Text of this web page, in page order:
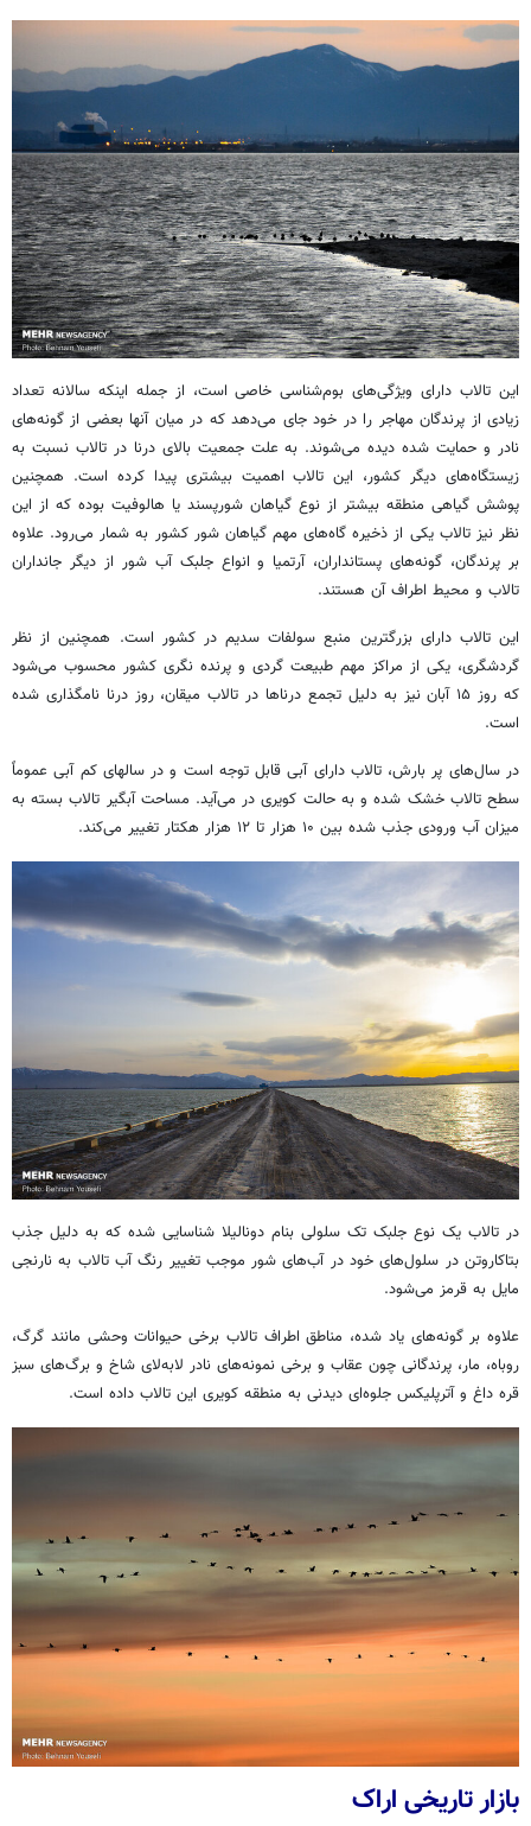
این تالاب دارای ویژگی‌های بوم‌شناسی خاصی است، از جمله اینکه سالانه تعداد
زیادی از پرندگان مهاجر را در خود جای می‌دهد که در میان آنها بعضی از گونه‌های
نادر و حمایت شده دیده می‌شوند. به علت جمعیت بالای درنا در تالاب نسبت به
زیستگاه‌های دیگر کشور، این تالاب اهمیت بیشتری پیدا کرده است. همچنین
پوشش گیاهی منطقه بیشتر از نوع گیاهان شورپسند یا هالوفیت بوده که از این
نظر نیز تالاب یکی از ذخیره گاه‌های مهم گیاهان شور کشور به شمار می‌رود. علاوه
بر پرندگان، گونه‌های پستانداران، آرتمیا و انواع جلبک آب شور از دیگر جانداران
تالاب و محیط اطراف آن هستند.
این تالاب دارای بزرگترین منبع سولفات سدیم در کشور است. همچنین از نظر
گردشگری، یکی از مراکز مهم طبیعت گردی و پرنده نگری کشور محسوب می‌شود
که روز ۱۵ آبان نیز به دلیل تجمع درناها در تالاب میقان، روز درنا نامگذاری شده
است.
در سال‌های پر بارش، تالاب دارای آبی قابل توجه است و در سالهای کم آبی عموماً
سطح تالاب خشک شده و به حالت کویری در می‌آید. مساحت آبگیر تالاب بسته به
میزان آب ورودی جذب شده بین ۱۰ هزار تا ۱۲ هزار هکتار تغییر می‌کند.
در تالاب یک نوع جلبک تک سلولی بنام دونالیلا شناسایی شده که به دلیل جذب
بتاکاروتن در سلول‌های خود در آب‌های شور موجب تغییر رنگ آب تالاب به نارنجی
مایل به قرمز می‌شود.
علاوه بر گونه‌های یاد شده، مناطق اطراف تالاب برخی حیوانات وحشی مانند گرگ،
روباه، مار، پرندگانی چون عقاب و برخی نمونه‌های نادر لابه‌لای شاخ و برگ‌های سبز
قره داغ و آترپلیکس جلوه‌ای دیدنی به منطقه کویری این تالاب داده است.
بازار تاریخی اراک